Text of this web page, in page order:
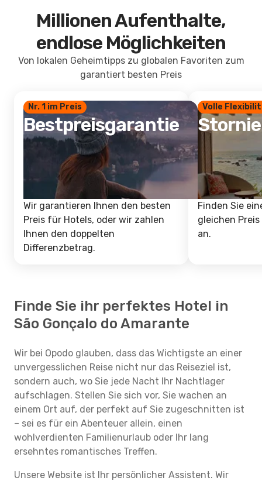
Millionen Aufenthalte,
endlose Möglichkeiten
Von lokalen Geheimtipps zu globalen Favoriten zum
garantiert besten Preis
Nr. 1 im Preis
Bestpreisgarantie
Wir garantieren Ihnen den besten
Preis für Hotels, oder wir zahlen
Ihnen den doppelten
Differenzbetrag.
Volle
Finden Sie
gleichen
an.
Finde Sie ihr perfektes Hotel in
São Gonçalo do Amarante
Wir bei Opodo glauben, dass das Wichtigste an einer
unvergesslichen Reise nicht nur das Reiseziel ist,
sondern auch, wo Sie jede Nacht Ihr Nachtlager
aufschlagen. Stellen Sie sich vor, Sie wachen an
einem Ort auf, der perfekt auf Sie zugeschnitten ist
– sei es für ein Abenteuer allein, einen
wohlverdienten Familienurlaub oder Ihr lang
ersehntes romantisches Treffen.
Unsere Website ist Ihr persönlicher Assistent. Wir